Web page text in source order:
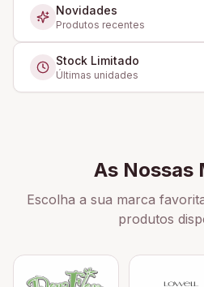
Novidades
Produtos recentes
Stock Limitado
Últimas unidades
As Nossas
Escolha a sua marca
produtos